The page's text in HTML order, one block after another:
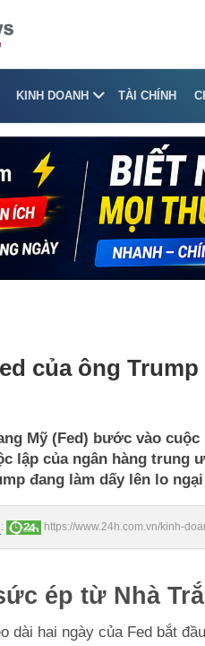
KINH DOANH TÀI CHÍNH
của ông
Mỹ (Fed) bước vào
lập của ngân hàng
đang làm dấy lên lo
:
https://www.24h.com.vn/kinh-
ép từ Nhà
dài hai ngày của Fed bắt